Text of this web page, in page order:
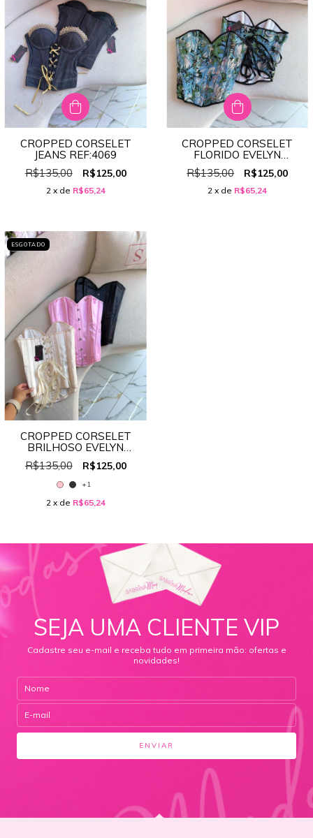
CROPPED CORSELET
JEANS REF:4069
R$135,00
R$125,00
2 x de R$65,24
CROPPED CORSELET
FLORIDO EVELYN
PREMIUM REF:2403
R$135,00 R$125,00
2 x de R$65,24
ESGOTADO
CROPPED CORSELET
BRILHOSO EVELYN
PREMIUM REF:3620
R$135,00 R$125,00
+1
2 x de R$65,24
SEJA UMA CLIENTE VIP
Cadastre seu e-mail e receba tudo em primeira mão: ofertas e
novidades!